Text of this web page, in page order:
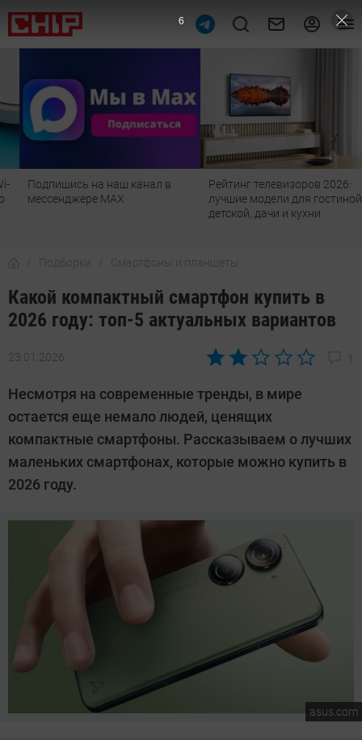
Подпишись на наш канал в
мессенджере МАХ
Рейтинг телевизоров 2026:
лучшие модели для гостиной,
детской, дачи и кухни
Подборки Смартфоны и планшеты
Какой компактный смартфон купить в
2026 году: топ-5 актуальных вариантов
23.01.2026
Автор:
Иванов
Несмотря на современные тренды, в мире
остается еще немало людей, ценящих
компактные смартфоны. Рассказываем о лучших
маленьких смартфонах, которые можно купить в
2026 году.
asus.com
4